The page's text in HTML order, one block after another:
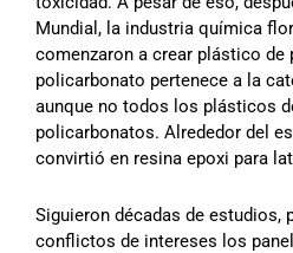
Mundial, la industria química
comenzaron a crear plástico de
policarbonato pertenece a la
aunque no todos los plásticos
policarbonatos. Alrededor del
convirtió en resina epoxi para
Siguieron décadas de estudios,
conflictos de intereses los